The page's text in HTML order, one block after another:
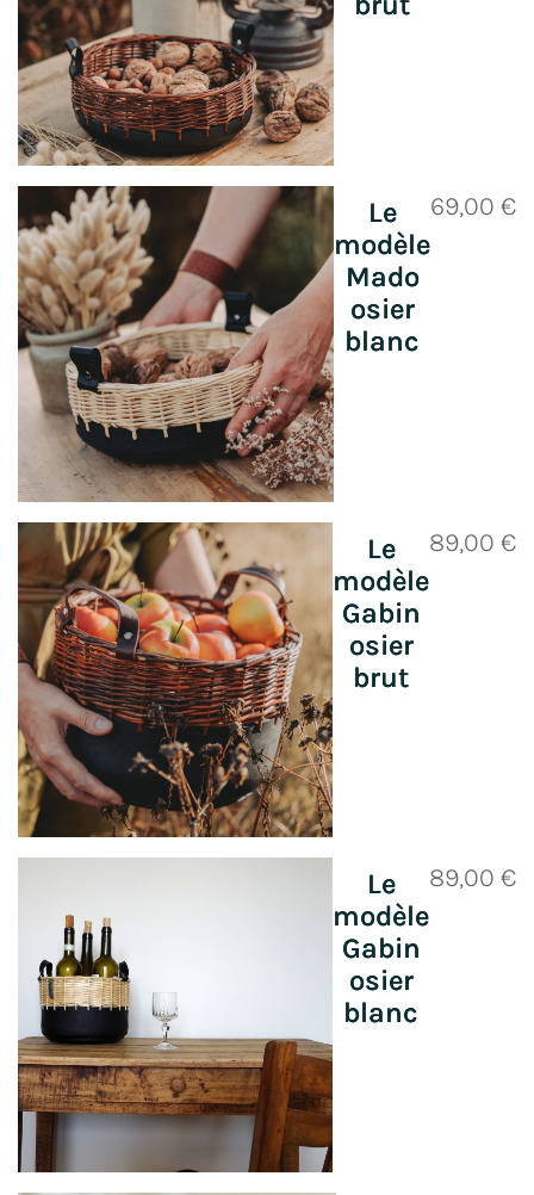
Le
modèle
Mado
osier
blanc
69,00 €
Le
modèle
Gabin
osier
brut
89,00 €
Le
modèle
Gabin
osier
blanc
89,00 €